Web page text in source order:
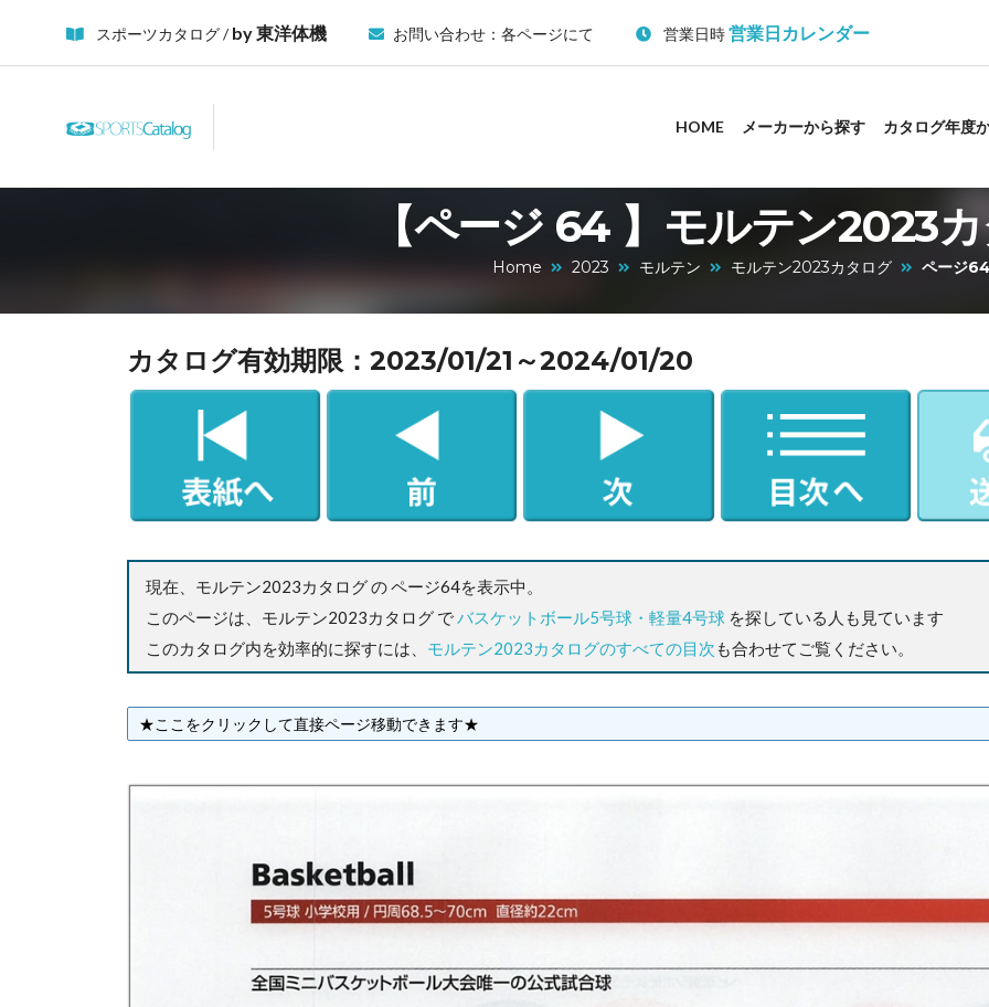
スポーツカタログ /by 東洋体機 お問い合わせ：各ページにて 営業日時営業日カレンダー
HOME メーカーから探す カタログ年度
【ページ 64 】モルテン2023
Home 2023 モルテン モルテン2023カタログ ページ
カタログ有効期限：2023/01/21～2024/01/20
現在、モルテン2023カタログ の ページ64を表示中。
このページは、モルテン2023カタログ でバスケットボール5号球・軽量4号球を探している人も見ています
このカタログ内を効率的に探すには、 モルテン2023カタログのすべての目次 も合わせてご覧ください。